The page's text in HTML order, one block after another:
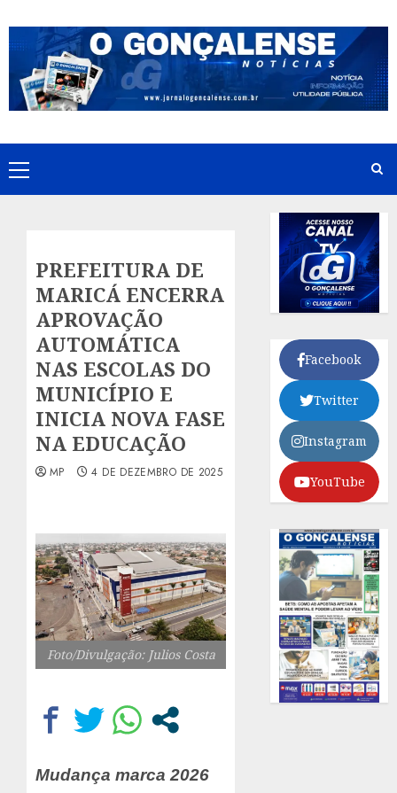
to
content
Primary
Menu
PREFEITURA DE
MARICÁ ENCERRA
APROVAÇÃO
AUTOMÁTICA
NAS ESCOLAS DO
MUNICÍPIO E
INICIA NOVA FASE
NA EDUCAÇÃO
MP 4 DE DEZEMBRO DE 2025
Foto/Divulgação: Julios Costa
Mudança marca 2026
Facebook
Twitter
Instagram
YouTube